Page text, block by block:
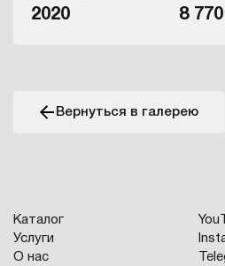
2020 8
Вернуться в галерею
Каталог
Услуги
О нас